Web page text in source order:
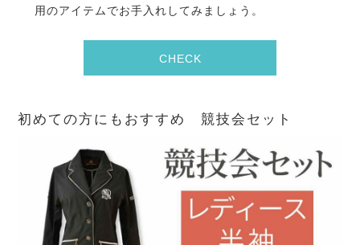
用のアイテムでお手入れしてみましょう。
CHECK
初めての方にもおすすめ 競技会セット